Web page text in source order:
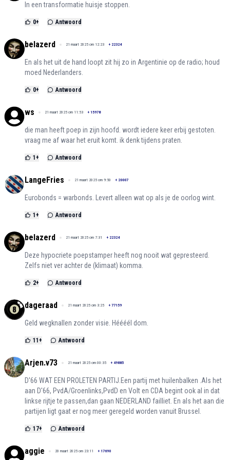
In een transformatie huisje stoppen.
0+ Antwoord
belazerd 21 maart 2025 om 12:23 + 22324
En als het uit de hand loopt zit hij zo in Argentinie op de radio; houd
moed Nederlanders.
0+ Antwoord
ws 21 maart 2025 om 11:53 + 15978
die man heeft poep in zijn hoofd. wordt iedere keer erbij gestoten.
vraag me af waar het eruit komt. ik denk tijdens praten.
1 + Antwoord
LangeFries 21 maart 2025 om 9:50 + 20007
Eurobonds = warbonds. Levert alleen wat op als je de oorlog wint.
1 + Antwoord
belazerd 21 maart 2025 om 7:31 + 22324
Deze hypocriete poepstamper heeft nog nooit wat gepresteerd.
Zelfs niet ver achter de (klimaat) komma.
2+ Antwoord
dageraad 21 maart 2025 om 3:25 + 77159
Geld wegknallen zonder visie. Héééél dom.
11 + Antwoord
Arjen.v73 21 maart 2025 om 00:35 + 49885
D'66 WAT EEN PROLETEN PARTIJ.Een partij met huilenbalken .Als het
aan D'66, PvdA/Groenlinks,PvdD en Volt en CDA begint ook al in dat
linkse rijtje te passen,dan gaan NEDERLAND failliet. En als het aan die
partijen ligt gaat er nog meer geregeld worden vanuit Brussel.
17+ Antwoord
aggie 20 maart 2025 om 23:11 + 17690